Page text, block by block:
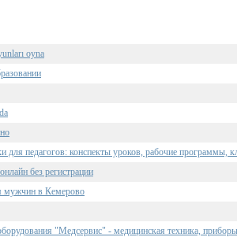
oyna
для педагогов: конспекты уроков, рабочие программы,
без регистрации
мужчин в Кемерово
"Медсервис" - медицинская техника,